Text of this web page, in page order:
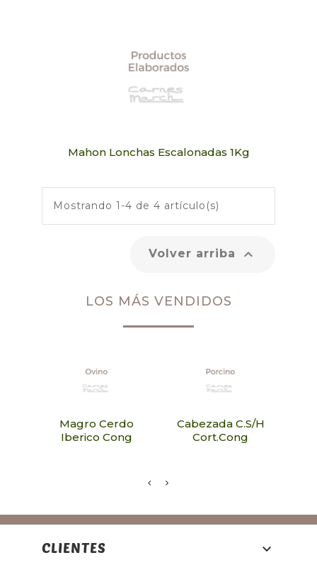
Mahon Lonchas Escalonadas 1Kg
Mostrando 1-4 de 4 artículo(s)
Volver arriba 
LOS MÁS VENDIDOS
Magro Cerdo
Iberico Cong
Cabezada C.S/H
Cort.Cong
CLIENTES 